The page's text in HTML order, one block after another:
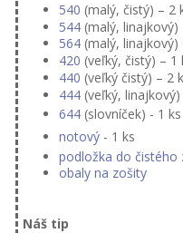
540 (malý, čistý) – 2
544 (malý, linajkový)
564 (malý, linajkový)
420 (veľký, čistý) – 1
440 (veľký čistý) – 2
444 (veľký,
644 (slovníček) - 1 ks
notový - 1 ks
podložka do čistého
obaly na zošity
Náš tip